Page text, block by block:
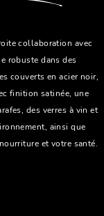
collaboration avec
robuste dans des
couverts en acier noir,
finition satinée, une
des verres à vin et
ainsi que
et votre santé.